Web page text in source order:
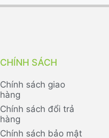
CHÍNH SÁCH
Chính sách giao
hàng
Chính sách đổi trả
hàng
Chính sách bảo mật